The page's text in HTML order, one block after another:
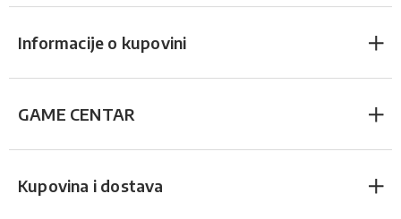
Informacije o kupovini
GAME CENTAR
Kupovina i dostava